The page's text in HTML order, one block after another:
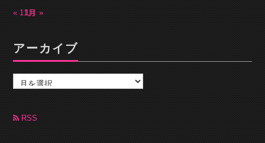
« 11月1月 »
アーカイブ
カ
ブRSS